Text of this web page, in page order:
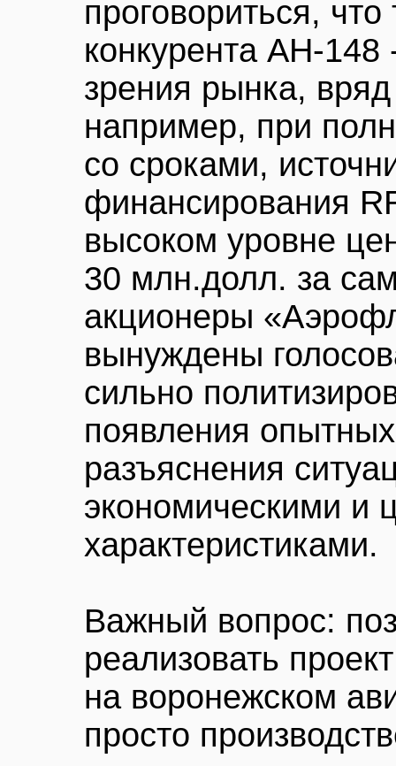
проговориться, что
конкурента АН-148
зрения рынка,
например, при
со сроками,
финансирования
высоком уровне
30 млн.долл. за
акционеры
вынуждены
сильно
появления
разъяснения
экономическими и
характеристиками.
Важный вопрос:
реализовать
на воронежском
просто